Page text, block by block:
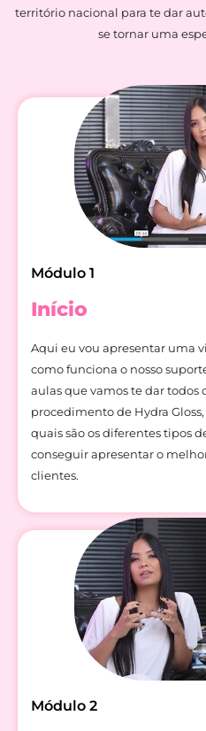
território nacional para te dar
se tornar uma
Módulo 1
Início
Aqui eu vou apresentar uma
como funciona o nosso
aulas que vamos te dar todos
procedimento de Hydra
quais são os diferentes tipos
conseguir apresentar o
clientes.
Módulo 2